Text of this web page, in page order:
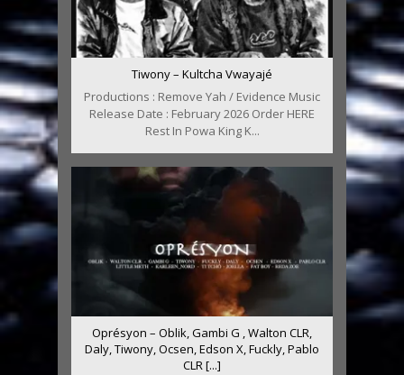
Tiwony – Kultcha Vwayajé
Productions : Remove Yah / Evidence Music
Release Date : February 2026 Order HERE
Rest In Powa King K...
Oprésyon – Oblik, Gambi G , Walton CLR,
Daly, Tiwony, Ocsen, Edson X, Fuckly, Pablo
CLR [...]